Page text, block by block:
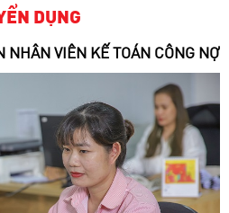
DỤNG
NHÂN VIÊN KẾ TOÁN CÔNG NỢ